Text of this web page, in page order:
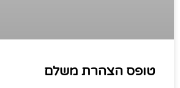
טופס הצהרת משלם